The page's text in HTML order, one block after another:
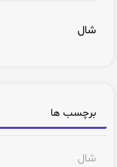
شال
برچسب ها
شال